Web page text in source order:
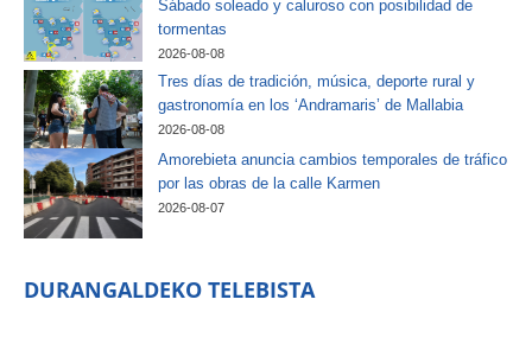
Sábado soleado y caluroso con posibilidad de
tormentas
2026-08-08
Tres días de tradición, música, deporte rural y
gastronomía en los ‘Andramaris’ de Mallabia
2026-08-08
Amorebieta anuncia cambios temporales de tráfico
por las obras de la calle Karmen
2026-08-07
DURANGALDEKO TELEBISTA